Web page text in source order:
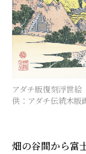
アダチ版復刻浮世
供：アダチ伝統木版
畑の谷間から富